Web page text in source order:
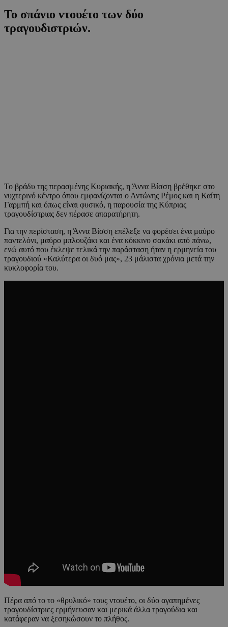
Το σπάνιο ντουέτο των δύο
τραγουδιστριών.
To βράδυ της περασμένης Κυριακής, η Άννα Βίσση βρέθηκε στο
νυχτερινό κέντρο όπου εμφανίζονται ο Αντώνης Ρέμος και η Καίτη
Γαρμπή και όπως είναι φυσικό, η παρουσία της Κύπριας
τραγουδίστριας δεν πέρασε απαρατήρητη.
Για την περίσταση, η Άννα Βίσση επέλεξε να φορέσει ένα μαύρο
παντελόνι, μαύρο μπλουζάκι και ένα κόκκινο σακάκι από πάνω,
ενώ αυτό που έκλεψε τελικά την παράσταση ήταν η ερμηνεία του
τραγουδιού «Καλύτερα οι δυό μας», 23 μάλιστα χρόνια μετά την
κυκλοφορία του.
Πέρα από το το «θρυλικό» τους ντουέτο, οι δύο αγαπημένες
τραγουδίστριες ερμήνευσαν και μερικά άλλα τραγούδια και
κατάφεραν να ξεσηκώσουν το πλήθος.